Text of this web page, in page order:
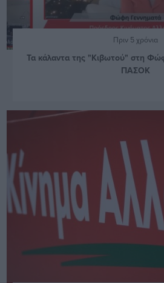
Πριν 5 χρόνια
Τα κάλαντα της "Κιβωτού" στη
ΠΑΣΟΚ